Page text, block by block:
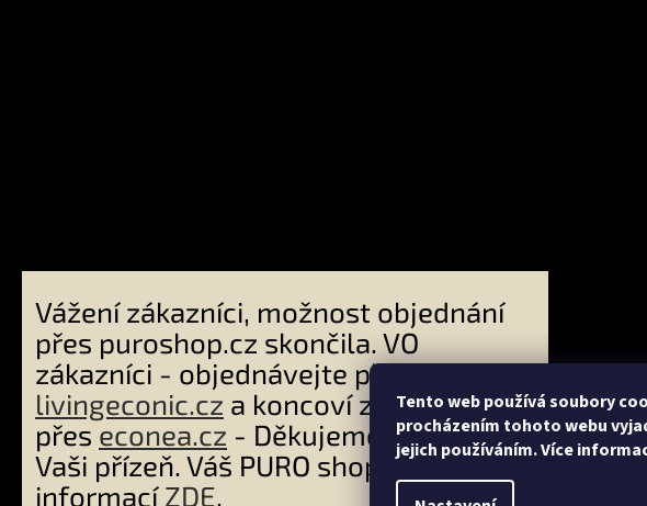
Tento web používá soubory
procházením tohoto webu
jejich používáním. Více
Vážení zákazníci, možnost objednání
přes puroshop.cz skončila. VO
zákazníci - objednávejte přes
livingeconic.cz a koncoví zákazníci
přes econea.cz - Děkujeme Vám za
Vaši přízeň. Váš PURO shop tým. Více
informacíZDE.
Copyright 2026PURO shop. Všechna práva vyhrazena.